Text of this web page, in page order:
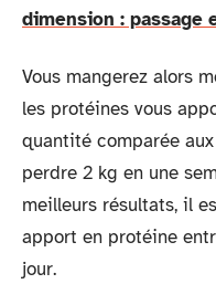
dimension : passage
Vous mangerez alors
les protéines vous
quantité comparée
perdre 2 kg en une
meilleurs résultats, il
apport en protéine
jour.